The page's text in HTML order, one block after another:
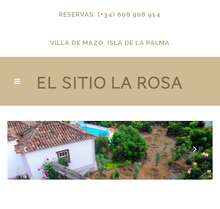
RESERVAS: (+34) 606 908 914
VILLA DE MAZO. ISLA DE LA PALMA